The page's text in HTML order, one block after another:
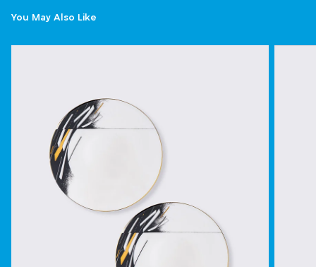
You May Also Like